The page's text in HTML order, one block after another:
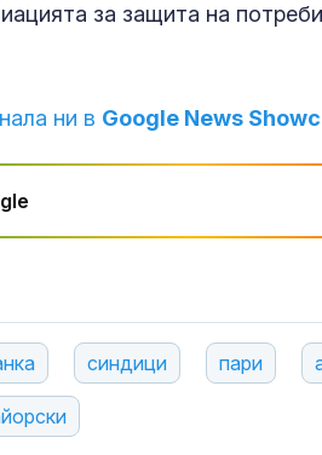
за защита на
ни в Google News
синдици пари